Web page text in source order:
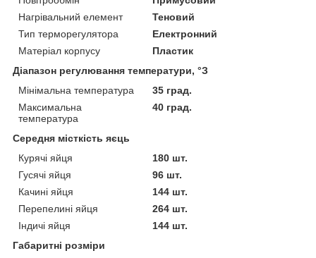
Нагрівальний елемент
Теновий
Тип терморегулятора
Електронний
Матеріал корпусу
Пластик
Діапазон регулювання температури, °З
Мінімальна температура
35 град.
Максимальна
температура
40 град.
Середня місткість яєць
Курячі яйця
180 шт.
Гусячі яйця
96 шт.
Качині яйця
144 шт.
Перепелині яйця
264 шт.
Індичі яйця
144 шт.
Габаритні розміри